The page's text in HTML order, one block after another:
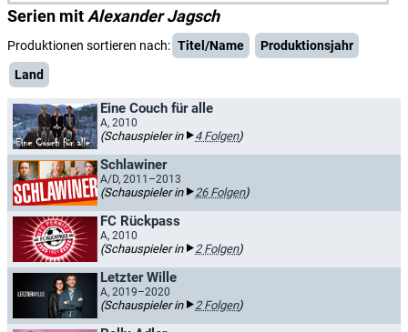
Serien mit Alexander Jagsch
Produktionen sortieren nach: Titel/Name
Produktionsjahr
Land
Eine Couch für alle
A, 2010
(Schauspieler in 4 Folgen)
Schlawiner
A/D, 2011–2013
(Schauspieler in 26 Folgen)
FC Rückpass
A, 2010
(Schauspieler in 2 Folgen)
Letzter Wille
A, 2019–2020
(Schauspieler in 2 Folgen)